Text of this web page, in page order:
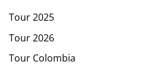
Tour 2025
Tour 2026
Tour Colombia